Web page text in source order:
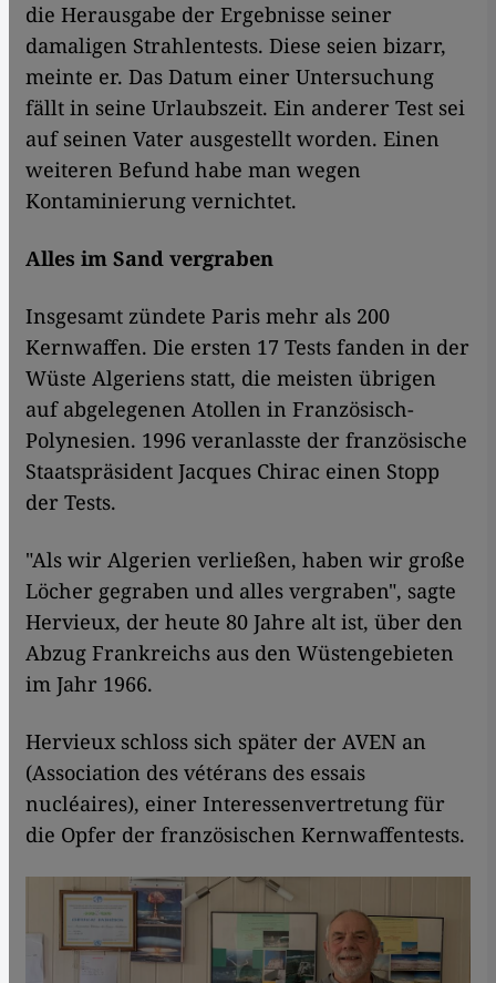
die Herausgabe der Ergebnisse seiner
damaligen Strahlentests. Diese seien bizarr,
meinte er. Das Datum einer Untersuchung
fällt in seine Urlaubszeit. Ein anderer Test sei
auf seinen Vater ausgestellt worden. Einen
weiteren Befund habe man wegen
Kontaminierung vernichtet.
Alles im Sand vergraben
Insgesamt zündete Paris mehr als 200
Kernwaffen. Die ersten 17 Tests fanden in der
Wüste Algeriens statt, die meisten übrigen
auf abgelegenen Atollen in Französisch-
Polynesien. 1996 veranlasste der französische
Staatspräsident Jacques Chirac einen Stopp
der Tests.
"Als wir Algerien verließen, haben wir große
Löcher gegraben und alles vergraben", sagte
Hervieux, der heute 80 Jahre alt ist, über den
Abzug Frankreichs aus den Wüstengebieten
im Jahr 1966.
Hervieux schloss sich später der AVEN an
(Association des vétérans des essais
nucléaires), einer Interessenvertretung für
die Opfer der französischen Kernwaffentests.